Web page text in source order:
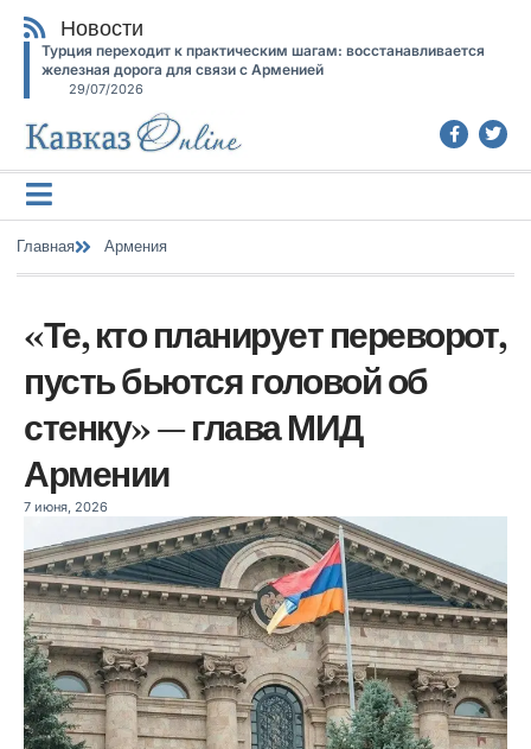
Новости
Турция переходит к практическим шагам: восстанавливается
железная дорога для связи с Арменией
29/07/2026
Главная Армения
«Те, кто планирует переворот,
пусть бьются головой об
стенку» — глава МИД
Армении
7 июня, 2026